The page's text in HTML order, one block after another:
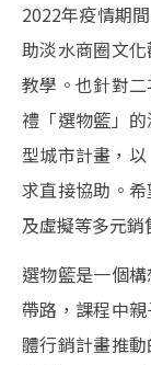
2022年疫情期間，在「新北市學習型城市計畫」邀請，協
助淡水商圈文
教學。也針對
禮「選物籃」
型城市計畫，
求直接協助。
及虛擬等多元銷
選物籃是一個
帶路，課程中
體行銷計畫推